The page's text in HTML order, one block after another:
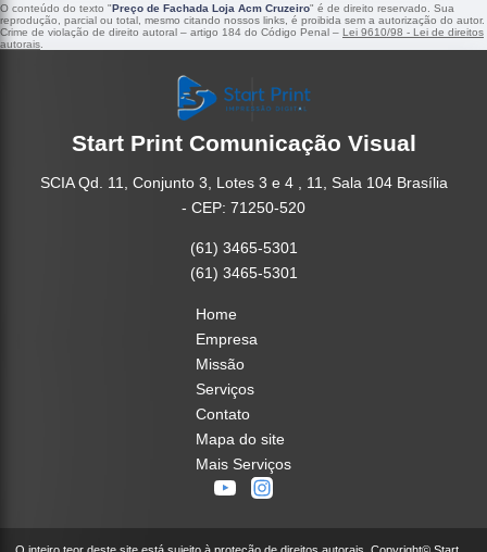
O conteúdo do texto "Preço de Fachada Loja Acm Cruzeiro" é de direito reservado. Sua
reprodução, parcial ou total, mesmo citando nossos links, é proibida sem a autorização do autor.
Crime de violação de direito autoral – artigo 184 do Código Penal – Lei 9610/98 - Lei de direitos
autorais
Start Print Comunicação Visual
SCIA Qd. 11, Conjunto 3, Lotes 3 e 4 , 11, Sala 104 Brasília
- CEP: 71250-520
(61) 3465-5301
(61) 3465-5301
Home
Empresa
Missão
Serviços
Contato
Mapa do site
Mais Serviços